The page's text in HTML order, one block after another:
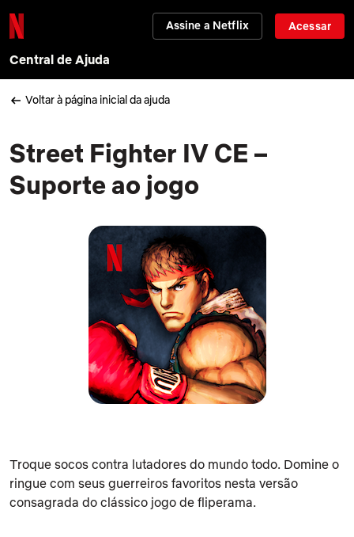
Assine a Netflix Acessar
Central de Ajuda
Voltar à página inicial da ajuda
Street Fighter IV CE –
Suporte ao jogo
Troque socos contra lutadores do mundo todo. Domine o
ringue com seus guerreiros favoritos nesta versão
consagrada do clássico jogo de fliperama.